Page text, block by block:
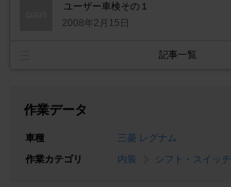
ユーザー車検その１
2008年2月15日
記事一覧
作業データ
車種
三菱 レグナム
作業カテゴリ
内装 シフト・スイッチ